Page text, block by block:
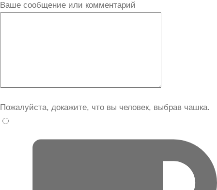
Ваше сообщение или комментарий
Пожалуйста, докажите, что вы человек, выбрав чашка.